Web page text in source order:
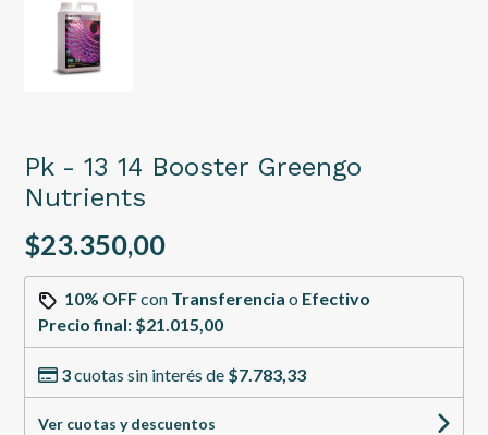
Pk - 13 14 Booster Greengo
Nutrients
$23.350,00
10% OFFcon Transferencia o Efectivo
Precio final: $21.015,00
3cuotas sin interés de $7.783,33
Ver cuotas y descuentos